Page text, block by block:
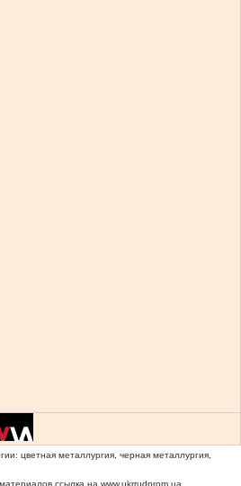
цветная металлургия, черная металлургия,